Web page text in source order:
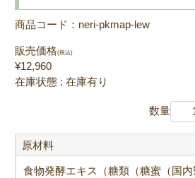
商品コード：neri-pkmap-lew
販売価格(税込)
¥12,960
在庫状態 : 在庫有り
数量
原材料
食物発酵エキス（糖類（糖蜜（国